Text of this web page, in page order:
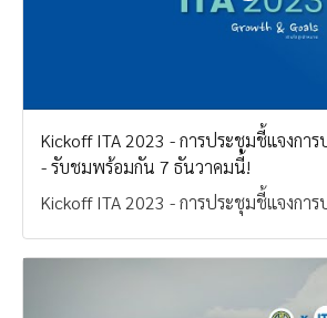
Kickoff ITA 2023 - การประชุมชี้แจงการ
- รับชมพร้อมกัน 7 ธันวาคมนี้!
Kickoff ITA 2023 - การประชุมชี้แจงการ